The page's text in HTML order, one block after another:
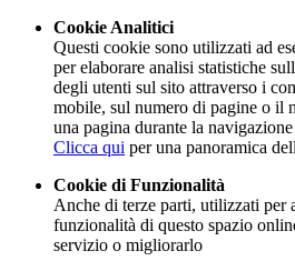
Cookie Analitici
Questi cookie sono utilizzati ad
per elaborare analisi statistiche
degli utenti sul sito attraverso i
mobile, sul numero di pagine o il
una pagina durante la
Clicca qui per una panoramica
Cookie di Funzionalità
Anche di terze parti, utilizzati per
funzionalità di questo spazio
servizio o migliorarlo